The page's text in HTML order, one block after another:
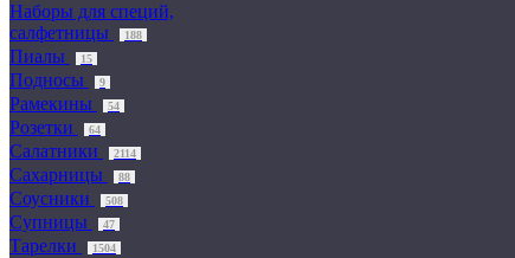
Наборы для специй,
салфетницы
188
Пиалы 15
Подносы 9
Рамекины 54
Розетки 64
Салатники 2114
Сахарницы 88
Соусники 508
Супницы 47
Тарелки 1504